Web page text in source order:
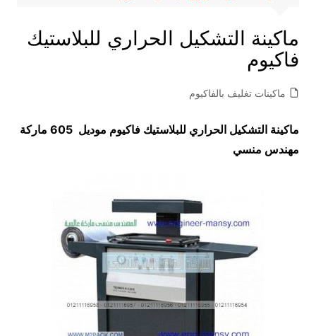
ماكينة التشكيل الحراري للبلاستيك
فاكيوم
ماكينات تغليف بالفاكيوم
ماكينة التشكيل الحراري للبلاستيك فاكيوم موديل 605 ماركة
مهندس منسي